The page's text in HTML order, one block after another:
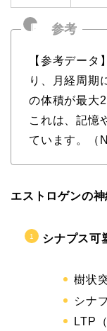
【参考データ
り、月経周期
の体積が最大
これは、記憶
ています。（
エストロゲンの神
シナプス可
樹状
シナ
LTP